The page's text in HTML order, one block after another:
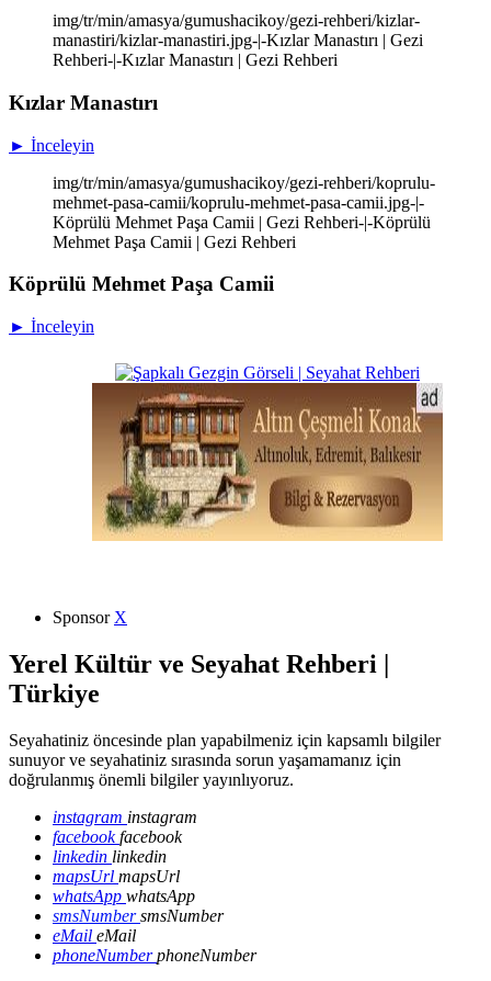
img/tr/min/amasya/gumushacikoy/gezi-rehberi/kizlar-
manastiri/kizlar-manastiri.jpg-|-Kızlar Manastırı | Gezi
Rehberi-|-Kızlar Manastırı | Gezi Rehberi
Kızlar Manastırı
► İnceleyin
img/tr/min/amasya/gumushacikoy/gezi-rehberi/koprulu-
mehmet-pasa-camii/koprulu-mehmet-pasa-camii.jpg-|-
Köprülü Mehmet Paşa Camii | Gezi Rehberi-|-Köprülü
Mehmet Paşa Camii | Gezi Rehberi
Köprülü Mehmet Paşa Camii
► İnceleyin
Sponsor X
Yerel Kültür ve Seyahat Rehberi |
Türkiye
Seyahatiniz öncesinde plan yapabilmeniz için kapsamlı bilgiler
sunuyor ve seyahatiniz sırasında sorun yaşamamanız için
doğrulanmış önemli bilgiler yayınlıyoruz.
instagram instagram
facebookfacebook
linkedin linkedin
mapsUrl mapsUrl
whatsApp whatsApp
smsNumbersmsNumber
eMail eMail
phoneNumberphoneNumber